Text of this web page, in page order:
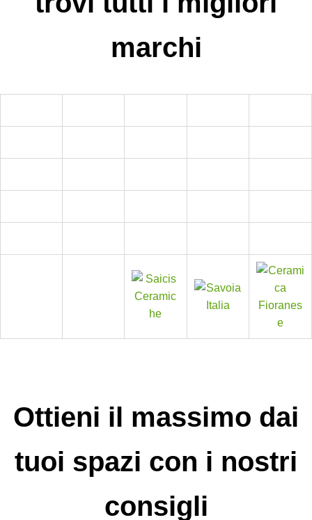
marchi
Ottieni il massimo dai
tuoi spazi con i nostri
consigli